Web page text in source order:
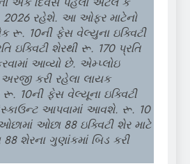
રહેશે. આ ઓફર માટેનો
રૂ. 10ની ફેસ વેલ્યુના ઇક્વિટી
ઇક્વિટી શેરથી રૂ. 170 પ્રતિ
આવ્યો છે. એમ્પ્લોઇ
અરજી કરી રહેલા લાયક
રૂ. 10ની ફેસ વેલ્યૂના ઇક્વિટી
આપવામાં આવશે. રૂ. 10
ઓછા 88 ઇક્વિટી શેર માટે
શેરના ગુણાંકમાં બિડ કરી